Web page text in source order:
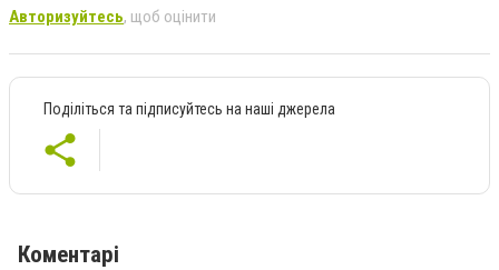
Авторизуйтесь, щоб оцінити
Поділіться та підписуйтесь на наші джерела
Коментарі